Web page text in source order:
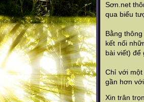
Sơn.net
qua biểu
Bằng
kết nối
bài viết) để
Chỉ với
gần hơn
Xin trân